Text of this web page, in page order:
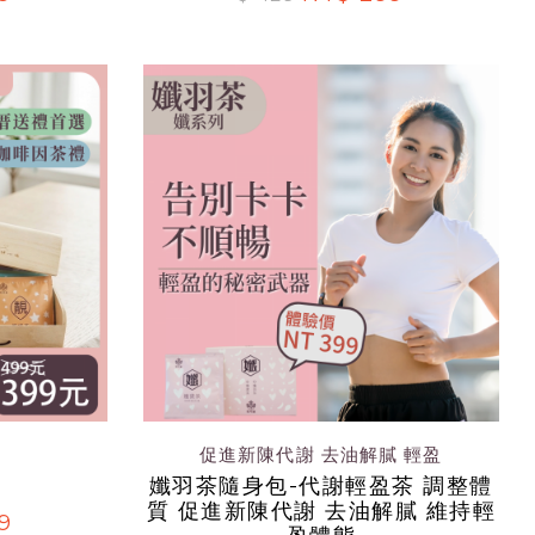
促進新陳代謝 去油解膩 輕盈
孅羽茶隨身包-代謝輕盈茶 調整體
質 促進新陳代謝 去油解膩 維持輕